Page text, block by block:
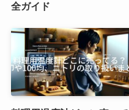
全ガイド